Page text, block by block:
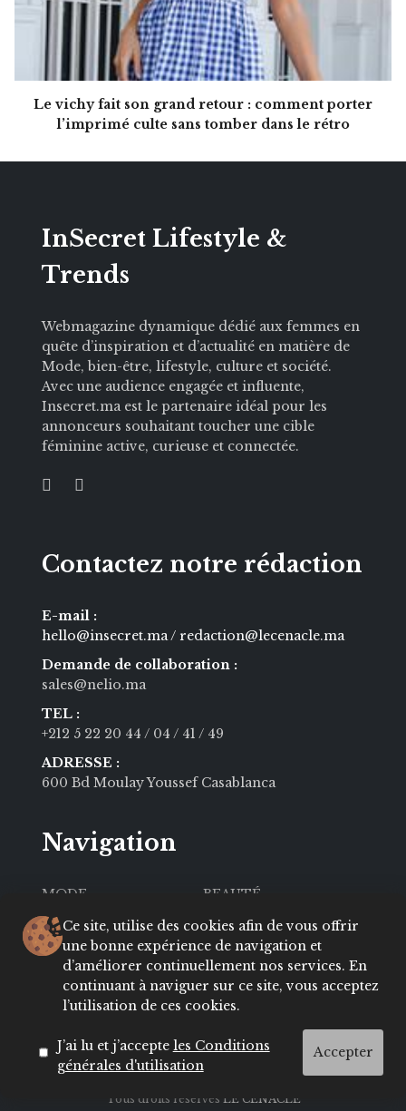
Le vichy fait son grand retour : comment porter
l’imprimé culte sans tomber dans le rétro
Ce site, utilise des cookies afin de vous offrir
une bonne expérience de navigation et
d’améliorer continuellement nos services. En
continuant à naviguer sur ce site, vous acceptez
l’utilisation de ces cookies.
J’ai lu et j’accepte les Conditions
générales d'utilisation
Accepter
InSecret Lifestyle &
Trends
Webmagazine dynamique dédié aux femmes en
quête d’inspiration et d’actualité en matière de
Mode, bien-être, lifestyle, culture et société.
Avec une audience engagée et influente,
Insecret.ma est le partenaire idéal pour les
annonceurs souhaitant toucher une cible
féminine active, curieuse et connectée.
Contactez notre rédaction
E-mail :
hello@insecret.ma / redaction@lecenacle.ma
Demande de collaboration :
sales@nelio.ma
TEL :
+212 5 22 20 44 / 04 / 41 / 49
ADRESSE :
600 Bd Moulay Youssef Casablanca
Navigation
MODE
BEAUTÉ
SOCIÉTÉ
CULTURE
VIE PRIVÉE
LIFESTYLE
About
Contact
Tous droits réservés LE CENACLE